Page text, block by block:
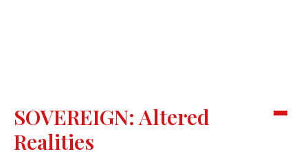
SOVEREIGN: Altered
Realities